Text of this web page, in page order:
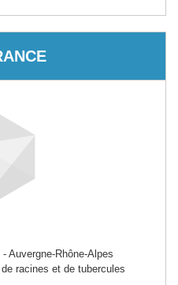
Auvergne-Rhône-Alpes
racines et de tubercules